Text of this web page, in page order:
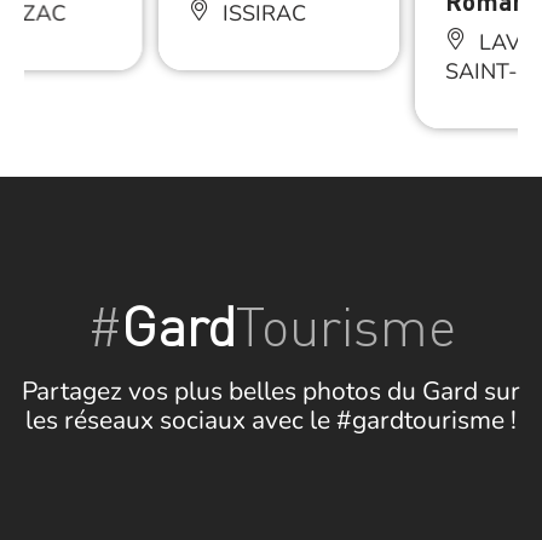
ISSIRAC
SAINT-
#GardTourisme
Partagez vos plus belles photos du Gard sur
les réseaux sociaux avec le #gardtourisme !